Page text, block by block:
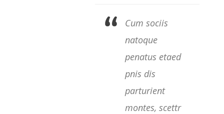
Cum sociis
natoque
penatus etaed
pnis dis
parturient
montes, scettr